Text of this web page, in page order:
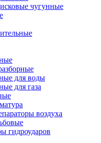
чугунные
для воды
для газа
воздуха
гидроударов